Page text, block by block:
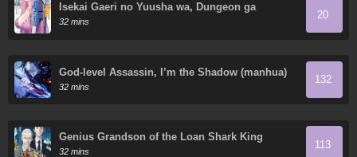
Isekai Gaeri no Yuusha wa, Dungeon ga
Shutsugen Shita Genjitsu Sekai de, Influencer
ni Natte Kin wo Kasegimasu!
32 mins
20
God-level Assassin, I’m the Shadow (manhua)
32 mins
132
Genius Grandson of the Loan Shark King
32 mins
113